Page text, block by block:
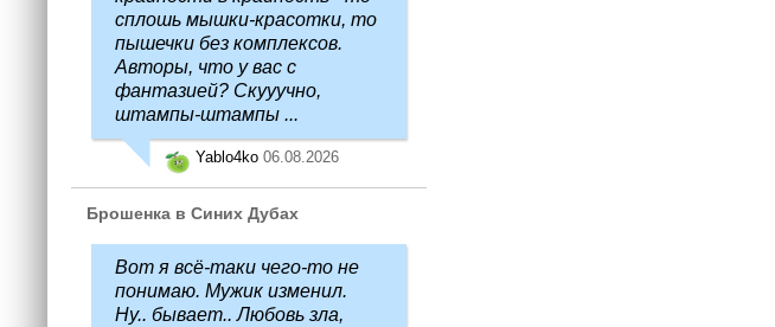
сплошь мышки-красотки, то
пышечки без комплексов.
Авторы, что у вас с
фантазией? Скууучно,
штампы-штампы ...
Yablo4ko 06.08.2026
Брошенка в Синих Дубах
Вот я всё-таки чего-то не
понимаю. Мужик изменил.
Ну.. бывает.. Любовь зла,